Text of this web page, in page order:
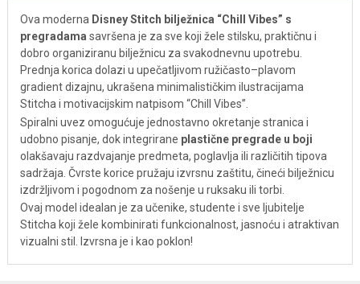
Ova moderna Disney Stitch bilježnica “Chill Vibes” s
pregradama savršena je za sve koji žele stilsku, praktičnu i
dobro organiziranu bilježnicu za svakodnevnu upotrebu.
Prednja korica dolazi u upečatljivom ružičasto–plavom
gradient dizajnu, ukrašena minimalističkim ilustracijama
Stitcha i motivacijskim natpisom “Chill Vibes”.
Spiralni uvez omogućuje jednostavno okretanje stranica i
udobno pisanje, dok integrirane plastične pregrade u boji
olakšavaju razdvajanje predmeta, poglavlja ili različitih tipova
sadržaja. Čvrste korice pružaju izvrsnu zaštitu, čineći bilježnicu
izdržljivom i pogodnom za nošenje u ruksaku ili torbi.
Ovaj model idealan je za učenike, studente i sve ljubitelje
Stitcha koji žele kombinirati funkcionalnost, jasnoću i atraktivan
vizualni stil. Izvrsna je i kao poklon!